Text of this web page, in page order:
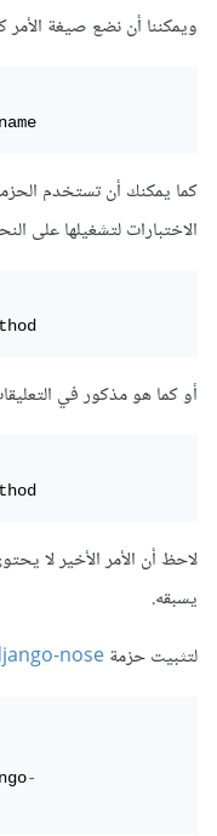
ويمكننا أن نضع صيغة الأمر
كما يمكنك أن تستخدم
الاختبارات لتشغيلها على
أو كما هو مذكور في
لاحظ أن الأمر الأخير لا
يسبقه.
لتثبيت حزمةnose
-